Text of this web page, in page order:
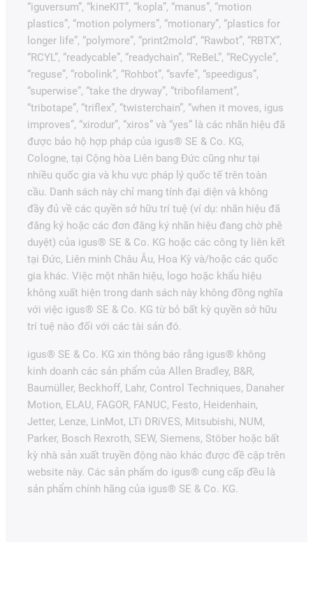
“iguversum”, “kineKIT”, “kopla”, “manus”, “motion
plastics”, “motion polymers”, “motionary”, “plastics for
longer life”, “polymore”, “print2mold”, “Rawbot”, “RBTX”,
“RCYL”, “readycable”, “readychain”, “ReBeL”, “ReCyycle”,
“reguse”, “robolink”, “Rohbot”, “savfe”, “speedigus”,
“superwise”, “take the dryway”, “tribofilament”,
“tribotape”, “triflex”, “twisterchain”, “when it moves, igus
improves”, “xirodur”, “xiros” và “yes” là các nhãn hiệu đã
được bảo hộ hợp pháp của igus® SE & Co. KG,
Cologne, tại Cộng hòa Liên bang Đức cũng như tại
nhiều quốc gia và khu vực pháp lý quốc tế trên toàn
cầu. Danh sách này chỉ mang tính đại diện và không
đầy đủ về các quyền sở hữu trí tuệ (ví dụ: nhãn hiệu đã
đăng ký hoặc các đơn đăng ký nhãn hiệu đang chờ phê
duyệt) của igus® SE & Co. KG hoặc các công ty liên kết
tại Đức, Liên minh Châu Âu, Hoa Kỳ và/hoặc các quốc
gia khác. Việc một nhãn hiệu, logo hoặc khẩu hiệu
không xuất hiện trong danh sách này không đồng nghĩa
với việc igus® SE & Co. KG từ bỏ bất kỳ quyền sở hữu
trí tuệ nào đối với các tài sản đó.
igus® SE & Co. KG xin thông báo rằng igus® không
kinh doanh các sản phẩm của Allen Bradley, B&R,
Baumüller, Beckhoff, Lahr, Control Techniques, Danaher
Motion, ELAU, FAGOR, FANUC, Festo, Heidenhain,
Jetter, Lenze, LinMot, LTi DRiVES, Mitsubishi, NUM,
Parker, Bosch Rexroth, SEW, Siemens, Stöber hoặc bất
kỳ nhà sản xuất truyền động nào khác được đề cập trên
website này. Các sản phẩm do igus® cung cấp đều là
sản phẩm chính hãng của igus® SE & Co. KG.